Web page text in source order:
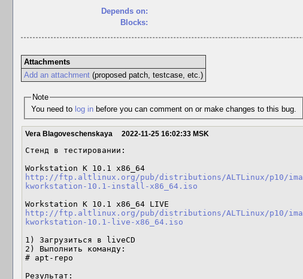
Depends on:
Blocks:
Attachments
Add an attachment(proposed patch, testcase, etc.)
Note
You need to log in before you can comment on or make changes to this bug.
Vera Blagoveschenskaya 2022-11-25 16:02:33 MSK
Стенд в тестировании:
http://ftp.altlinux.org/pub/distributions/ALTLinux/p10/
kworkstation-10.1-install-x86_64.iso
http://ftp.altlinux.org/pub/distributions/ALTLinux/p10/
kworkstation-10.1-live-x86_64.iso
1) Загрузиться в liveCD
2) Выполнить команду:
# apt-repo
Результат: